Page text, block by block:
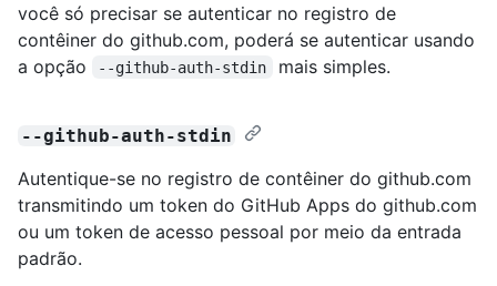
você só precisar se autenticar no registro de
contêiner do github.com, poderá se autenticar usando
a opção
--github-auth-stdin mais simples.
--github-auth-stdin
Autentique-se no registro de contêiner do github.com
transmitindo um token do GitHub Apps do github.com
ou um token de acesso pessoal por meio da entrada
padrão.